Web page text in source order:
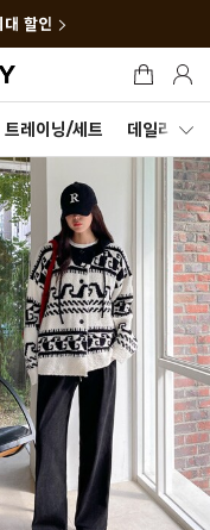
할인
트레이닝/세트 데일리세트